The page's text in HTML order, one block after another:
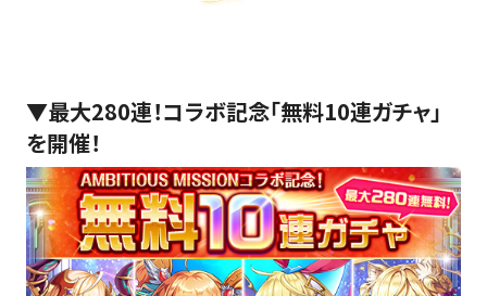
▼最大280連！コラボ記念「無料10連ガチャ」
を開催！